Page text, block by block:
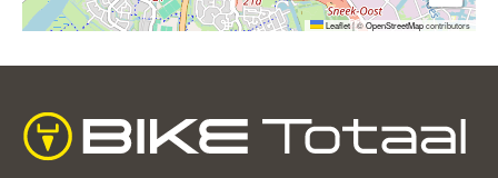
Leaflet|©OpenStreetMapcontributors
home